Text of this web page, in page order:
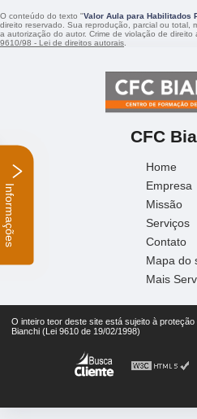
O conteúdo do texto "Valor Aula para Habilitados
direito reservado. Sua reprodução, parcial ou total,
a autorização do autor. Crime de violação de
9610/98 - Lei de direitos autorais
CFC
Home
Empresa
Missão
Serviços
Contato
Mapa do
Mais
O inteiro teor deste site está sujeito à
Bianchi (Lei 9610 de 19/02/1998)
Informações